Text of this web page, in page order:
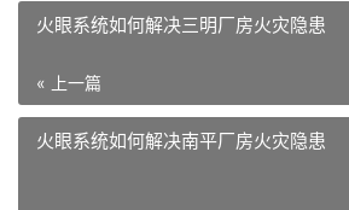
火眼系统如何解决三明厂房火灾隐患
« 上一篇
火眼系统如何解决南平厂房火灾隐患